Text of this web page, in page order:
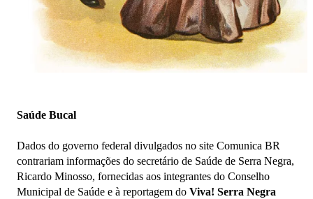
Saúde Bucal
Dados do governo federal divulgados no site Comunica BR
contrariam informações do secretário de Saúde de Serra Negra,
Ricardo Minosso, fornecidas aos integrantes do Conselho
Municipal de Saúde e à reportagem do Viva! Serra Negra